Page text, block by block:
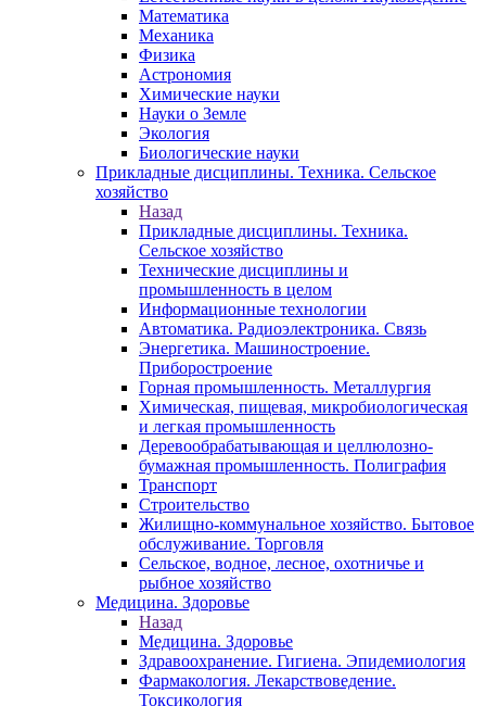
Математика
Механика
Физика
Астрономия
Химические науки
Науки о Земле
Экология
Биологические науки
Прикладные дисциплины. Техника. Сельское
хозяйство
Назад
Прикладные дисциплины. Техника.
Сельское хозяйство
Технические дисциплины и
промышленность в целом
Информационные технологии
Автоматика. Радиоэлектроника. Связь
Энергетика. Машиностроение.
Приборостроение
Горная промышленность. Металлургия
Химическая, пищевая, микробиологическая
и легкая промышленность
Деревообрабатывающая и целлюлозно-
бумажная промышленность. Полиграфия
Транспорт
Строительство
Жилищно-коммунальное хозяйство. Бытовое
обслуживание. Торговля
Сельское, водное, лесное, охотничье и
рыбное хозяйство
Медицина. Здоровье
Назад
Медицина. Здоровье
Здравоохранение. Гигиена. Эпидемиология
Фармакология. Лекарствоведение.
Токсикология